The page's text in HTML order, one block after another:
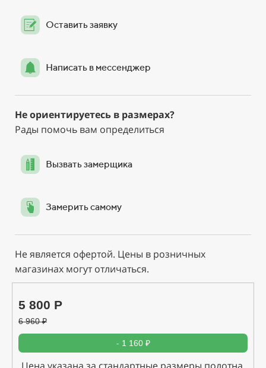
Оставить заявку
Написать в мессенджер
Не ориентируетесь в размерах?
Рады помочь вам определиться
Вызвать замерщика
Замерить самому
Не является офертой. Цены в розничных
магазинах могут отличаться.
5 800 Р
6 960₽
- 1 160 ₽